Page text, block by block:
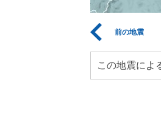
前の地震
この地震によ